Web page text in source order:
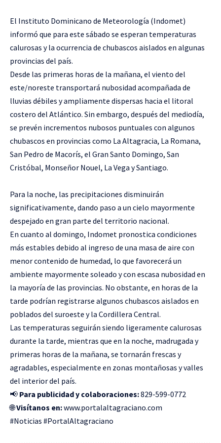
El Instituto Dominicano de Meteorología (Indomet)
informó que para este sábado se esperan temperaturas
calurosas y la ocurrencia de chubascos aislados en algunas
provincias del país.
Desde las primeras horas de la mañana, el viento del
este/noreste transportará nubosidad acompañada de
lluvias débiles y ampliamente dispersas hacia el litoral
costero del Atlántico. Sin embargo, después del mediodía,
se prevén incrementos nubosos puntuales con algunos
chubascos en provincias como La Altagracia, La Romana,
San Pedro de Macorís, el Gran Santo Domingo, San
Cristóbal, Monseñor Nouel, La Vega y Santiago.
Para la noche, las precipitaciones disminuirán
significativamente, dando paso a un cielo mayormente
despejado en gran parte del territorio nacional.
En cuanto al domingo, Indomet pronostica condiciones
más estables debido al ingreso de una masa de aire con
menor contenido de humedad, lo que favorecerá un
ambiente mayormente soleado y con escasa nubosidad en
la mayoría de las provincias. No obstante, en horas de la
tarde podrían registrarse algunos chubascos aislados en
poblados del suroeste y la Cordillera Central.
Las temperaturas seguirán siendo ligeramente calurosas
durante la tarde, mientras que en la noche, madrugada y
primeras horas de la mañana, se tornarán frescas y
agradables, especialmente en zonas montañosas y valles
del interior del país.
📢 Para publicidad y colaboraciones:829-599-0772
🌐Visítanos en:www.portalaltagraciano.com
#Noticias #PortalAltagraciano